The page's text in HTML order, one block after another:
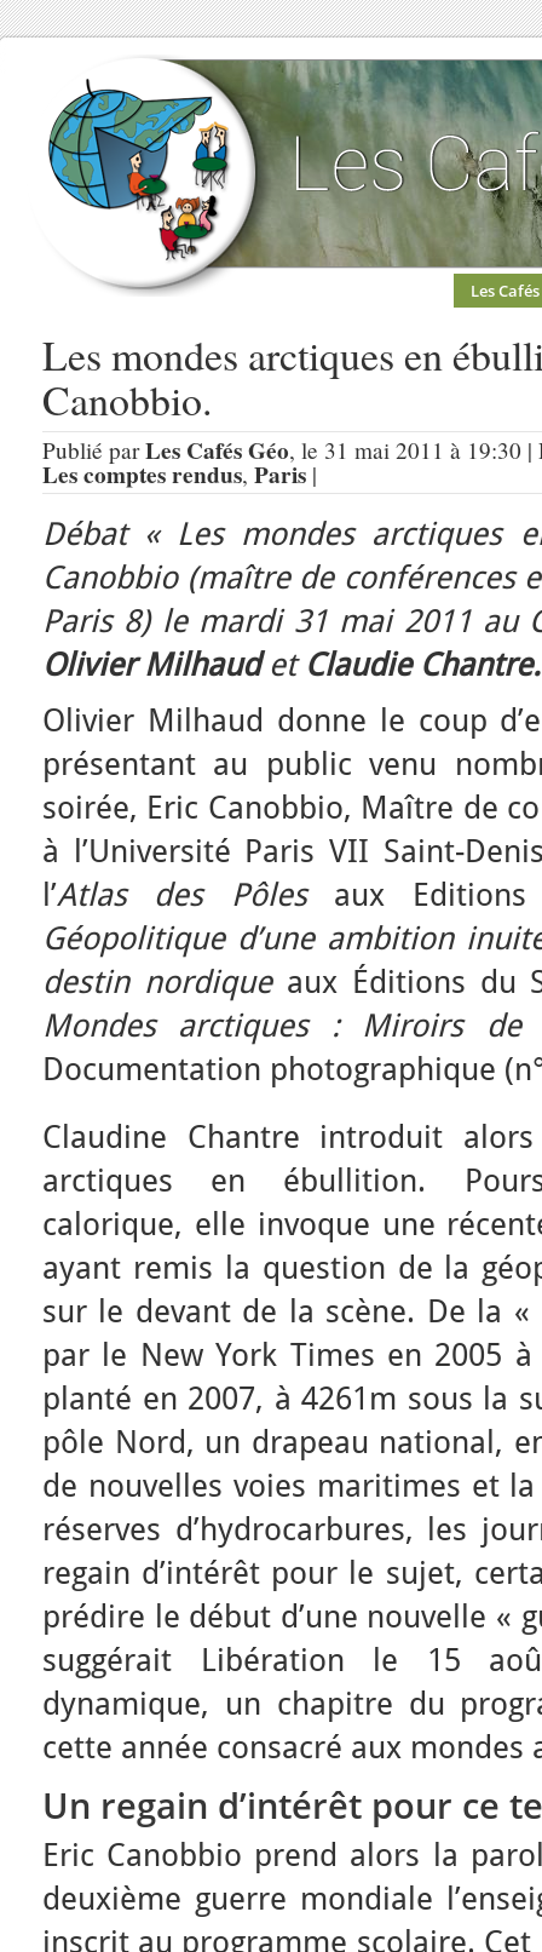
Les Cafés
Les mondes arctiques en
Canobbio.
Publié parLes Cafés Géo, le 31 mai 2011 à 19:30
Les comptes rendus, Paris |
Débat « Les mondes arctiques
Canobbio (maître de conférences
Paris 8) le mardi 31 mai 2011 au
Olivier Milhaudet Claudie Chantre.
Olivier Milhaud donne le coup
présentant au public venu
soirée, Eric Canobbio, Maître de
à l’Université Paris VII Saint-
l’Atlas des Pôlesaux Editions
Géopolitique d’une ambition
destin nordiqueaux Éditions du
Mondes arctiques : Miroirs de
Documentation photographique
Claudine Chantre introduit
arctiques en ébullition.
calorique, elle invoque une
ayant remis la question de la
sur le devant de la scène. De la «
par le New York Times en 2005
planté en 2007, à 4261m sous la
pôle Nord, un drapeau national,
de nouvelles voies maritimes et
réserves d’hydrocarbures, les
regain d’intérêt pour le sujet,
prédire le début d’une nouvelle «
suggérait Libération le 15
dynamique, un chapitre du
cette année consacré aux mondes
Un regain d’intérêt pour ce
Eric Canobbio prend alors la
deuxième guerre mondiale
inscrit au programme scolaire.